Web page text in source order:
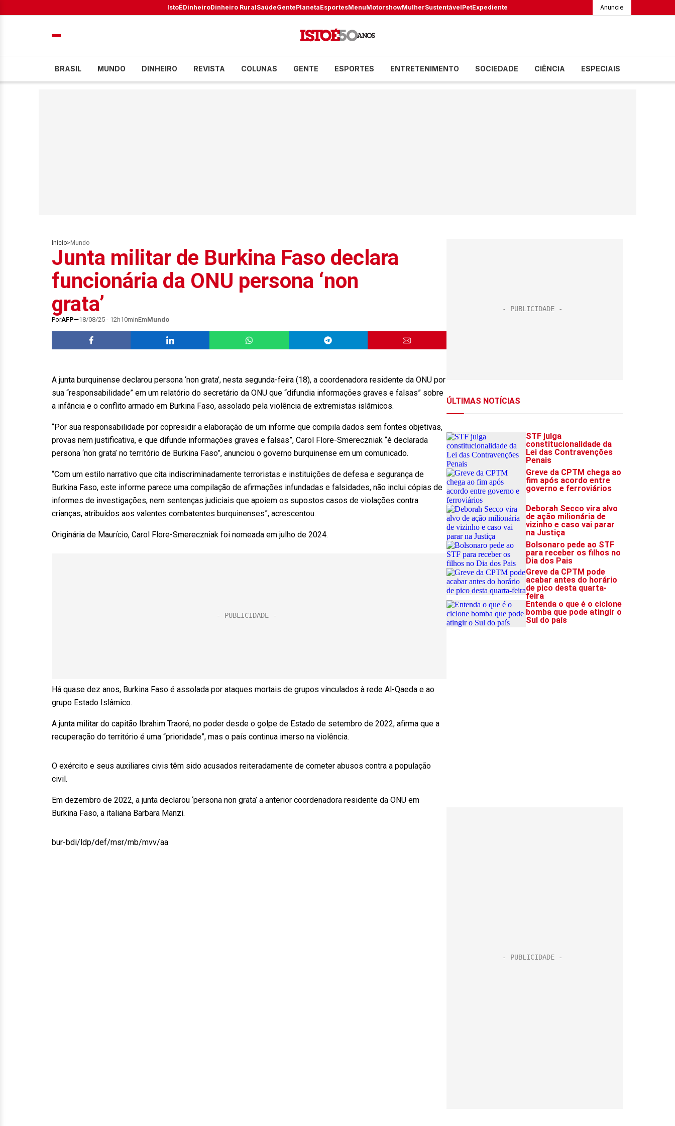
IstoÉDinheiroDinheiro RuralSaúdeGentePlanetaEsportesMenuMotorshowMulherSustentávelPetExpediente Anuncie
BRASIL MUNDO DINHEIRO REVISTA COLUNAS GENTE ESPORTES ENTRETENIMENTO SOCIEDADE CIÊNCIA ESPECIAIS
Início> Mundo
Junta militar de Burkina Faso declara
funcionária da ONU persona ‘non
grata’
PorAFP 18/08/25 - 12h10minEmMundo
A junta burquinense declarou persona ‘non grata’, nesta segunda-feira (18), a coordenadora residente da ONU por
sua “responsabilidade” em um relatório do secretário da ONU que “difundia informações graves e falsas” sobre
a infância e o conflito armado em Burkina Faso, assolado pela violência de extremistas islâmicos.
“Por sua responsabilidade por copresidir a elaboração de um informe que compila dados sem fontes objetivas,
provas nem justificativa, e que difunde informações graves e falsas”, Carol Flore-Smereczniak “é declarada
persona ‘non grata’ no território de Burkina Faso”, anunciou o governo burquinense em um comunicado.
“Com um estilo narrativo que cita indiscriminadamente terroristas e instituições de defesa e segurança de
Burkina Faso, este informe parece uma compilação de afirmações infundadas e falsidades, não inclui cópias de
informes de investigações, nem sentenças judiciais que apoiem os supostos casos de violações contra
crianças, atribuídos aos valentes combatentes burquinenses”, acrescentou.
Originária de Maurício, Carol Flore-Smereczniak foi nomeada em julho de 2024.
Há quase dez anos, Burkina Faso é assolada por ataques mortais de grupos vinculados à rede Al-Qaeda e ao
grupo Estado Islâmico.
A junta militar do capitão Ibrahim Traoré, no poder desde o golpe de Estado de setembro de 2022, afirma que a
recuperação do território é uma “prioridade”, mas o país continua imerso na violência.
O exército e seus auxiliares civis têm sido acusados reiteradamente de cometer abusos contra a população
civil.
Em dezembro de 2022, a junta declarou ‘persona non grata’ a anterior coordenadora residente da ONU em
Burkina Faso, a italiana Barbara Manzi.
bur-bdi/ldp/def/msr/mb/mvv/aa